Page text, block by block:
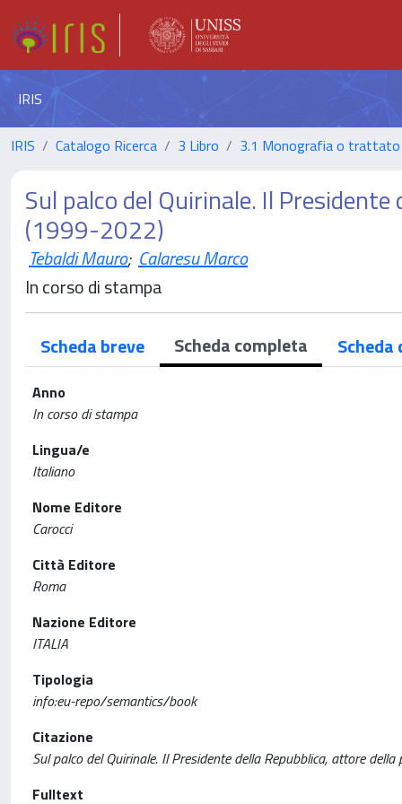
IRIS
IRIS Catalogo Ricerca 3 Libro 3.1 Monografia o
Sul palco del Quirinale. Il
(1999-2022)
Tebaldi Mauro; Calaresu Marco
In corso di stampa
Scheda breve Scheda completa Scheda
Anno
In corso di stampa
Lingua/e
Italiano
Nome Editore
Carocci
Città Editore
Roma
Nazione Editore
ITALIA
Tipologia
info:eu-repo/semantics/book
Citazione
Sul palco del Quirinale. Il Presidente della Repubblica, attore
Fulltext